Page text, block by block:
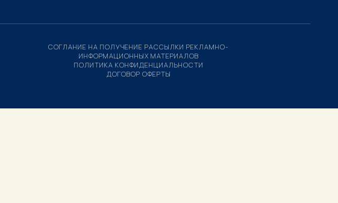
СОГЛАНИЕ НА ПОЛУЧЕНИЕ РАССЫЛКИ РЕКЛАМНО-
ИНФОРМАЦИОННЫХ МАТЕРИАЛОВ
ПОЛИТИКА КОНФИДЕНЦИАЛЬНОСТИ
ДОГОВОР ОФЕРТЫ